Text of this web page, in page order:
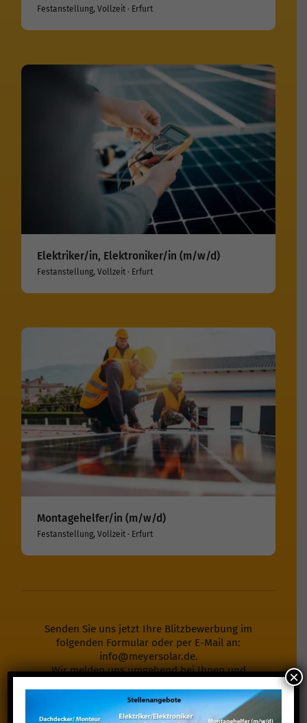
Festanstellung, Vollzeit · Erfurt
Elektriker/in, Elektroniker/in (m/w/d)
Festanstellung, Vollzeit · Erfurt
Montagehelfer/in (m/w/d)
Festanstellung, Vollzeit · Erfurt
Senden Sie uns jetzt Ihre Blitzbewerbung im
folgenden Formular oder per E-Mail an:
info@meyersolar.de.
Wir melden uns umgehend bei Ihnen und
mit Ihnen.
×